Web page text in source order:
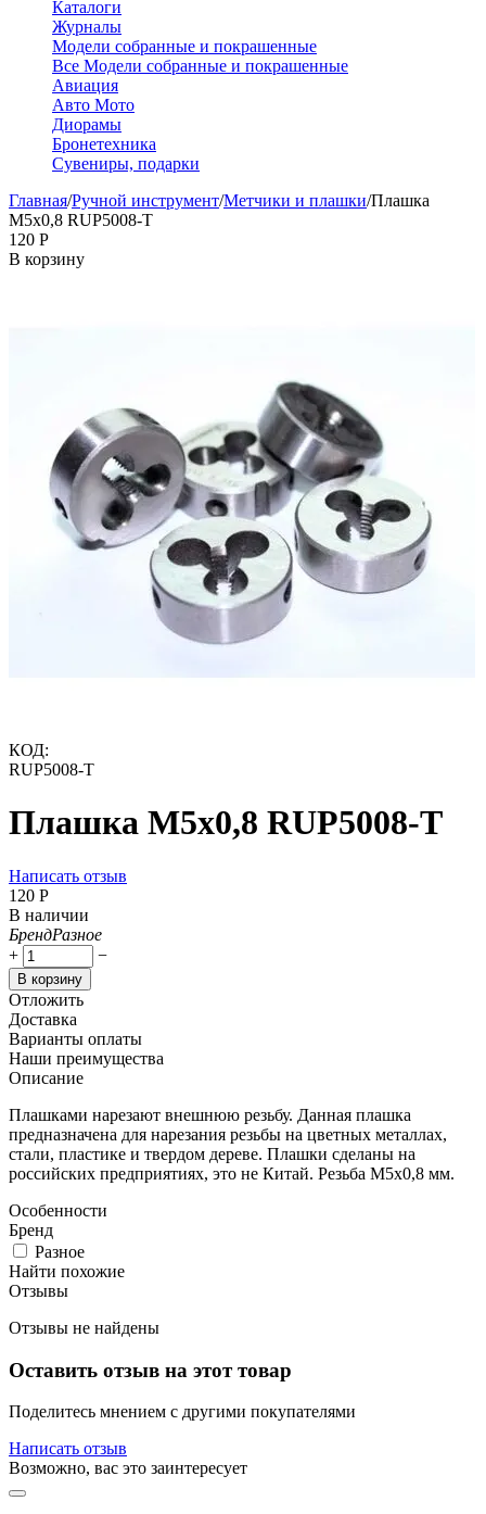
Каталоги
Журналы
Модели собранные и покрашенные
Все Модели собранные и покрашенные
Авиация
Авто Мото
Диорамы
Бронетехника
Сувениры, подарки
Главная/Ручной инструмент/Метчики и плашки/Плашка
М5х0,8 RUP5008-T
‍120‍ Р
В корзину
КОД:
RUP5008-T
Плашка М5х0,8 RUP5008-T
Написать отзыв
‍120‍ Р
В наличии
БрендРазное
+
−
В корзину
Отложить
Доставка
Варианты оплаты
Наши преимущества
Описание
Плашками нарезают внешнюю резьбу. Данная плашка
предназначена для нарезания резьбы на цветных металлах,
стали, пластике и твердом дереве. Плашки сделаны на
российских предприятиях, это не Китай. Резьба М5х0,8 мм.
Особенности
Бренд
Разное
Найти похожие
Отзывы
Отзывы не найдены
Оставить отзыв на этот товар
Поделитесь мнением с другими покупателями
Написать отзыв
Возможно, вас это заинтересует